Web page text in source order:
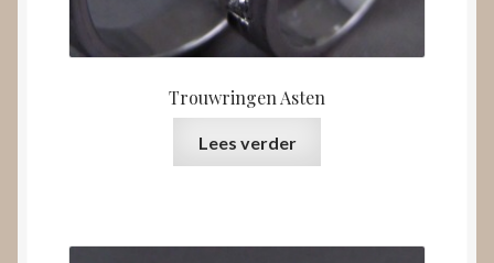
Trouwringen Asten
Lees verder